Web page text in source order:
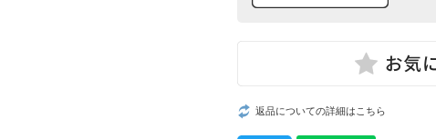
返品についての詳細はこちら